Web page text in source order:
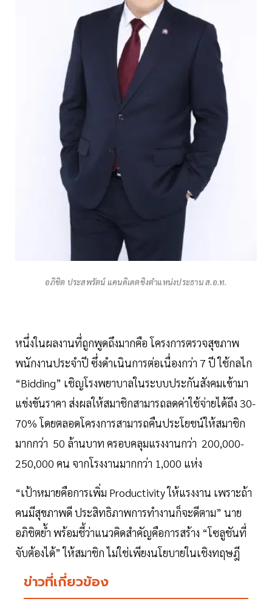
อภิชิต ประสพรัตน์ แคนดิเดตชิงตำแหน่งประธาน ส.อ.ท.
หนึ่งในผลงานที่ถูกพูดถึงมากคือ โครงการตรวจสุขภาพ
พนักงานประจำปี ซึ่งดำเนินการต่อเนื่องกว่า 7 ปี ใช้กลไก
“Bidding” เชิญโรงพยาบาลในระบบประกันสังคมเข้ามา
แข่งขันราคา ส่งผลให้สมาชิกสามารถลดค่าใช้จ่ายได้ถึง 30-
70% โดยตลอดโครงการสามารถคืนประโยชน์ให้สมาชิก
มากกว่า 50 ล้านบาท ครอบคลุมแรงงานกว่า 200,000-
250,000 คน จากโรงงานมากกว่า 1,000 แห่ง
“เป้าหมายคือการเพิ่ม Productivity ให้แรงงาน เพราะถ้า
คนมีสุขภาพดี ประสิทธิภาพการทำงานก็จะดีตาม” นาย
อภิชิตย้ำ พร้อมชี้ว่าแนวคิดสำคัญคือการสร้าง “โซลูชันที่
จับต้องได้” ให้สมาชิก ไม่ใช่เพียงนโยบายในเชิงทฤษฎี
ข่าวที่เกี่ยวข้อง